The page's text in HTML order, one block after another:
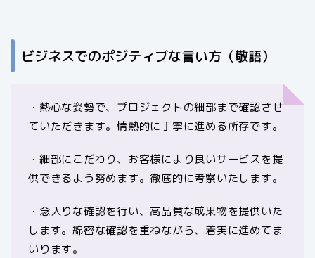
ビジネスでのポジティブな言い方（敬語）
・熱心な姿勢で、プロジェクトの細部まで確認させ
ていただきます。情熱的に丁寧に進める所存です。
・細部にこだわり、お客様により良いサービスを提
供できるよう努めます。徹底的に考察いたします。
・念入りな確認を行い、高品質な成果物を提供いた
します。綿密な確認を重ねながら、着実に進めてま
いります。